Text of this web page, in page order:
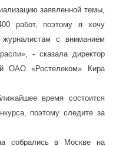
заявленной темы,
работ, поэтому я хочу
с вниманием
- сказала директор
ОАО «Ростелеком» Кира
время состоится
поэтому следите за
собрались в Москве на